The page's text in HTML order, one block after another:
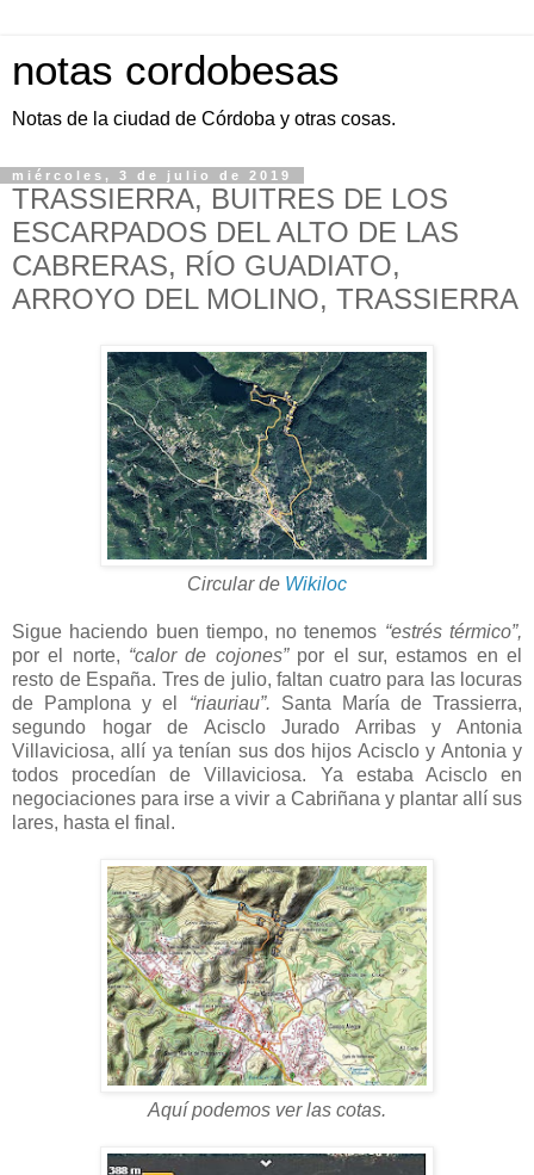
notas cordobesas
Notas de la ciudad de Córdoba y otras cosas.
miércoles, 3 de julio de 2019
TRASSIERRA, BUITRES DE LOS
ESCARPADOS DEL ALTO DE LAS
CABRERAS, RÍO GUADIATO,
ARROYO DEL MOLINO, TRASSIERRA
Circular de Wikiloc
Sigue haciendo buen tiempo, no tenemos “estrés térmico”,
por el norte, “calor de cojones”por el sur, estamos en el
resto de España. Tres de julio, faltan cuatro para las locuras
de Pamplona y el “riauriau”. Santa María de Trassierra,
segundo hogar de Acisclo Jurado Arribas y Antonia
Villaviciosa, allí ya tenían sus dos hijos Acisclo y Antonia y
todos procedían de Villaviciosa. Ya estaba Acisclo en
negociaciones para irse a vivir a Cabriñana y plantar allí sus
lares, hasta el final.
Aquí podemos ver las cotas.